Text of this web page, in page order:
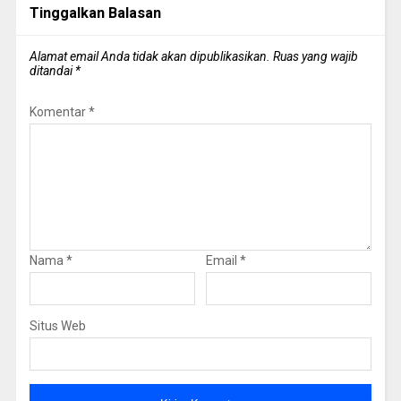
Tinggalkan Balasan
Alamat email Anda tidak akan dipublikasikan. Ruas yang wajib
ditandai*
Komentar*
Nama * Email *
Situs Web